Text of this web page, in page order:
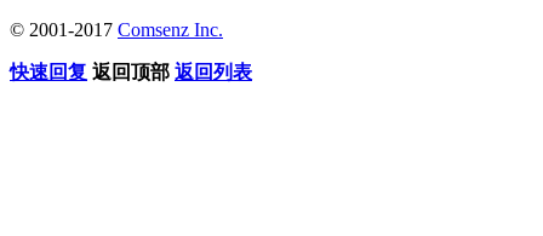
© 2001-2017 Comsenz Inc.
快速回复 返回顶部 返回列表